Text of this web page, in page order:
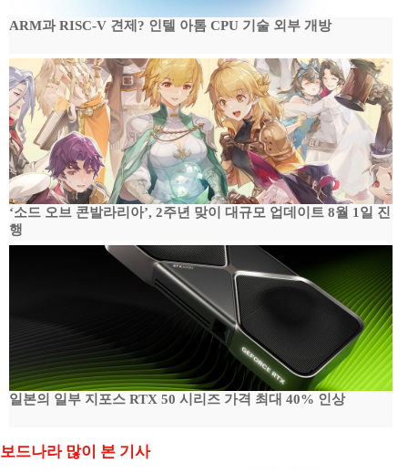
ARM과 RISC-V 견제? 인텔 아톰 CPU 기술 외부 개방
‘소드 오브 콘발라리아’, 2주년 맞이 대규모 업데이트 8월 1일 진
행
일본의 일부 지포스 RTX 50 시리즈 가격 최대 40% 인상
보드나라 많이 본 기사